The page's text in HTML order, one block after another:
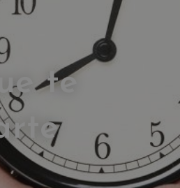
te